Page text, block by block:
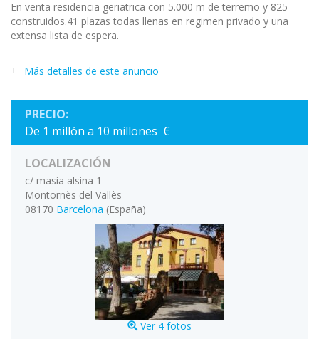
En venta residencia geriatrica con 5.000 m de terremo y 825
construidos.41 plazas todas llenas en regimen privado y una
extensa lista de espera.
Más detalles de este anuncio
PRECIO:
De 1 millón a 10 millones €
LOCALIZACIÓN
c/ masia alsina 1
Montornès del Vallès
08170 Barcelona (España)
Ver 4 fotos